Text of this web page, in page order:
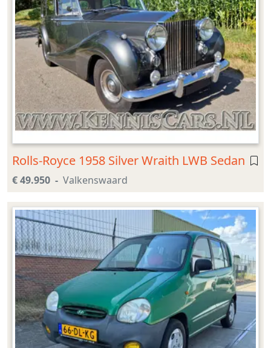
Rolls-Royce 1958 Silver Wraith LWB Sedan
€ 49.950 Valkenswaard